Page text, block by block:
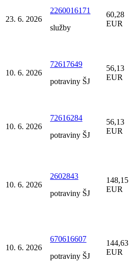
23. 6. 2026
2260016171
služby
60,28
EUR
10. 6. 2026
72617649
potraviny ŠJ
56,13
EUR
10. 6. 2026
72616284
potraviny ŠJ
56,13
EUR
10. 6. 2026
2602843
potraviny ŠJ
148,15
EUR
10. 6. 2026
670616607
potraviny ŠJ
144,63
EUR